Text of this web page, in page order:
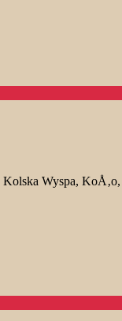
Wyspa,